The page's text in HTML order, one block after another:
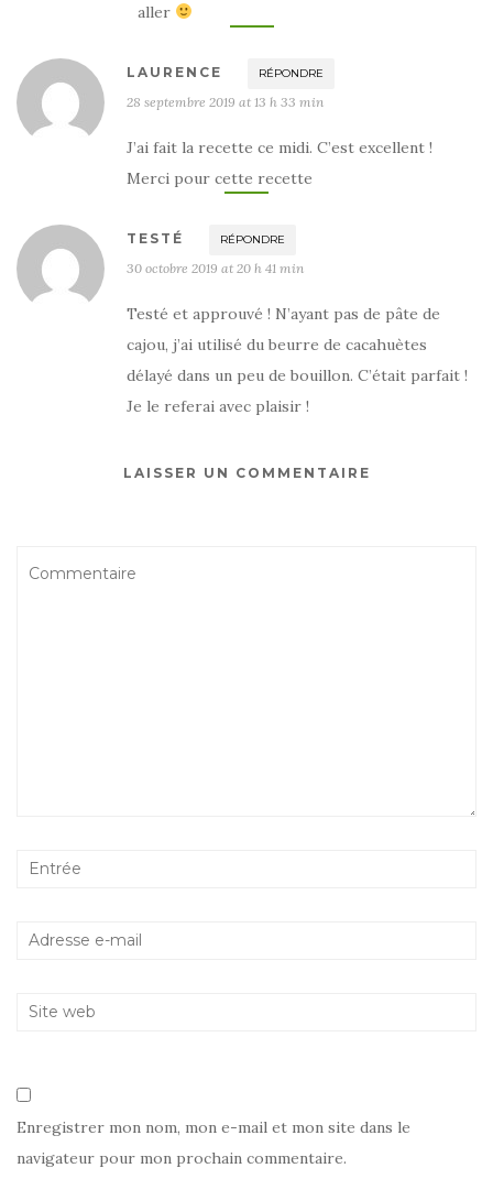
aller
LAURENCE RÉPONDRE
28 septembre 2019 at 13 h 33 min
J’ai fait la recette ce midi. C’est excellent !
Merci pour cette recette
TESTÉ RÉPONDRE
30 octobre 2019 at 20 h 41 min
Testé et approuvé ! N’ayant pas de pâte de
cajou, j’ai utilisé du beurre de cacahuètes
délayé dans un peu de bouillon. C’était parfait !
Je le referai avec plaisir !
LAISSER UN COMMENTAIRE
Enregistrer mon nom, mon e-mail et mon site dans le
navigateur pour mon prochain commentaire.